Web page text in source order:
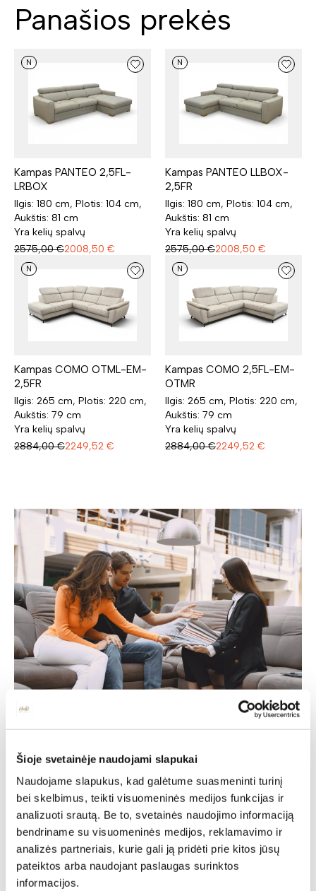
Šioje svetainėje naudojami slapukai
Naudojame slapukus, kad galėtume suasmeninti turinį
bei skelbimus, teikti visuomeninės medijos funkcijas ir
analizuoti srautą. Be to, svetainės naudojimo informaciją
bendriname su visuomeninės medijos, reklamavimo ir
analizės partneriais, kurie gali ją pridėti prie kitos jūsų
pateiktos arba naudojant paslaugas surinktos
informacijos.
Panašios prekės
N
Kampas PANTEO 2,5FL-
LRBOX
Ilgis: 180 cm, Plotis: 104 cm,
Aukštis: 81 cm
Yra kelių spalvų
2575,00 €2008,50 €
N
Kampas PANTEO LLBOX-
2,5FR
Ilgis: 180 cm, Plotis: 104 cm,
Aukštis: 81 cm
Yra kelių spalvų
2575,00 €2008,50 €
N
Kampas COMO OTML-EM-
2,5FR
Ilgis: 265 cm, Plotis: 220 cm,
Aukštis: 79 cm
Yra kelių spalvų
2884,00 €2249,52 €
N
Kampas COMO 2,5FL-EM-
OTMR
Ilgis: 265 cm, Plotis: 220 cm,
Aukštis: 79 cm
Yra kelių spalvų
2884,00 €2249,52 €
Individuali
specialisto
konsultacija
Deinavos baldų specialistai puikiai išmanantys ir
pasiruošę Jums padėti susikurti savo svajonių interjerą!
Padėsim parengti planus iš išmatavimus geriausiam